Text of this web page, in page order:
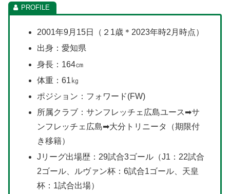
2001年9月15日（２1歳＊2023年時2月時点）
出身：愛知県
身長：164㎝
体重：61㎏
ポジション：フォワード(FW)
所属クラブ：サンフレッチェ広島ユース➡サ
ンフレッチェ広島➡大分トリニータ（期限付
き移籍）
Jリーグ出場歴：29試合3ゴール（J1：22試合
2ゴール、ルヴァン杯：6試合1ゴール、天皇
杯：1試合出場）